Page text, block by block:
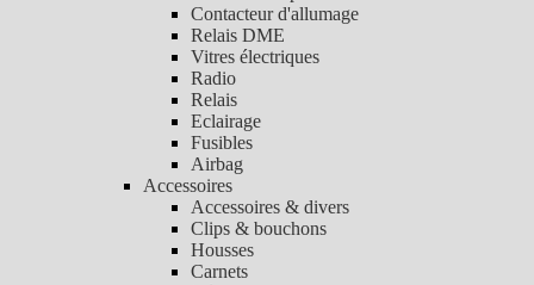
Contacteur d'allumage
Relais DME
Vitres électriques
Radio
Relais
Eclairage
Fusibles
Airbag
Accessoires
Accessoires & divers
Clips & bouchons
Housses
Carnets